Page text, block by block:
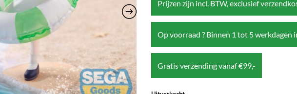
Prijzen zijn incl. BTW, exclusief
Op voorraad ? Binnen 1 tot 5 werkdagen
Gratis verzending vanaf €99,-